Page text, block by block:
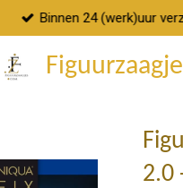
Binnen 24 (werk)uur
2.0